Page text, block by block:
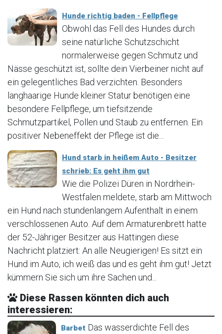
Hunde richtig baden - Fellpflege
Obwohl das Fell des Hundes durch
seine natürliche Schutzschicht
normalerweise gegen Schmutz und
Nässe geschützt ist, sollte dein Vierbeiner nicht auf
ein gelegentliches Bad verzichten. Besonders
langhaarige Hunde kleiner Statur benötigen eine
besondere Fellpflege, um tiefsitzende
Schmutzpartikel, Pollen und Staub zu entfernen. Ein
positiver Nebeneffekt der Pflege ist die...
Hund starb in heißem Auto - Besitzer
schrieb: Es geht ihm gut
Wie die Polizei Düren in Nordrhein-
Westfalen meldete, starb am Mittwoch
ein Hund nach stundenlangem Aufenthalt in einem
verschlossenen Auto. Auf dem Armaturenbrett hatte
der 52-Jähriger Besitzer aus Hattingen diese
Nachricht platziert: An alle Neugierigen! Es sitzt ein
Hund im Auto, ich weiß das und es geht ihm gut! Jetzt
kümmern Sie sich um ihre Sachen und...
Diese Rassen könnten dich auch
interessieren:
Barbet Das wasserdichte Fell des